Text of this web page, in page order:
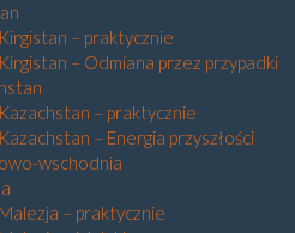
Kirgistan – praktycznie
Kirgistan – Odmiana przez przypadki
Kazachstan – praktycznie
Kazachstan – Energia przyszłości
wschodnia
Malezja – praktycznie